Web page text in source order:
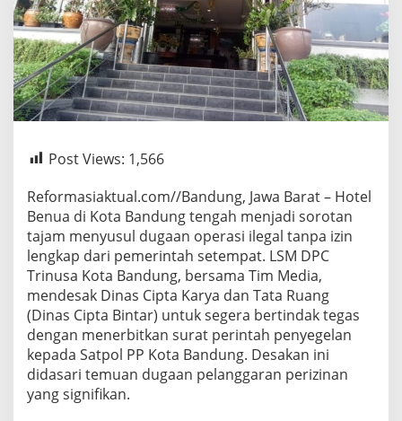
Post Views: 1,566
Reformasiaktual.com//Bandung, Jawa Barat – Hotel
Benua di Kota Bandung tengah menjadi sorotan
tajam menyusul dugaan operasi ilegal tanpa izin
lengkap dari pemerintah setempat. LSM DPC
Trinusa Kota Bandung, bersama Tim Media,
mendesak Dinas Cipta Karya dan Tata Ruang
(Dinas Cipta Bintar) untuk segera bertindak tegas
dengan menerbitkan surat perintah penyegelan
kepada Satpol PP Kota Bandung. Desakan ini
didasari temuan dugaan pelanggaran perizinan
yang signifikan.